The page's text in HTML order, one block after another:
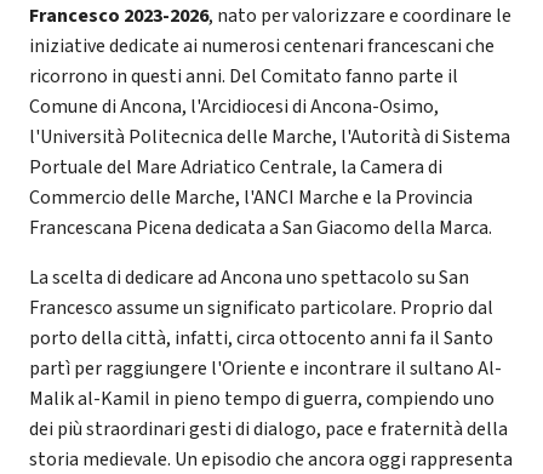
Francesco 2023-2026, nato per valorizzare e coordinare le
iniziative dedicate ai numerosi centenari francescani che
ricorrono in questi anni. Del Comitato fanno parte il
Comune di Ancona, l'Arcidiocesi di Ancona-Osimo,
l'Università Politecnica delle Marche, l'Autorità di Sistema
Portuale del Mare Adriatico Centrale, la Camera di
Commercio delle Marche, l'ANCI Marche e la Provincia
Francescana Picena dedicata a San Giacomo della Marca.
La scelta di dedicare ad Ancona uno spettacolo su San
Francesco assume un significato particolare. Proprio dal
porto della città, infatti, circa ottocento anni fa il Santo
partì per raggiungere l'Oriente e incontrare il sultano Al-
Malik al-Kamil in pieno tempo di guerra, compiendo uno
dei più straordinari gesti di dialogo, pace e fraternità della
storia medievale. Un episodio che ancora oggi rappresenta